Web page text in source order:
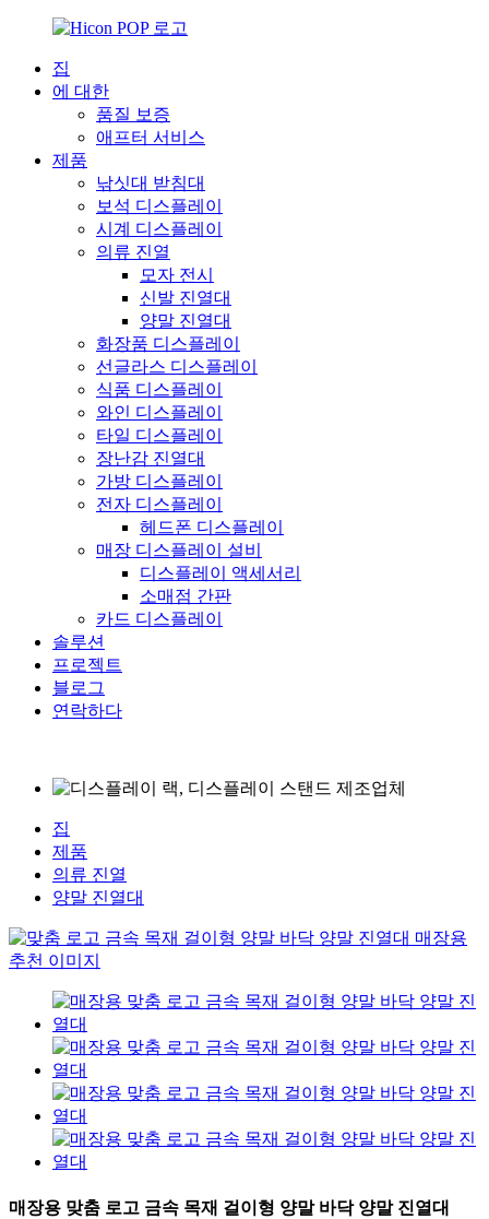
집
에 대한
품질 보증
애프터 서비스
제품
낚싯대 받침대
보석 디스플레이
시계 디스플레이
의류 진열
모자 전시
신발 진열대
양말 진열대
화장품 디스플레이
선글라스 디스플레이
식품 디스플레이
와인 디스플레이
타일 ​​디스플레이
장난감 진열대
가방 디스플레이
전자 디스플레이
헤드폰 디스플레이
매장 디스플레이 설비
디스플레이 액세서리
소매점 간판
카드 디스플레이
솔루션
프로젝트
블로그
연락하다
집
제품
의류 진열
양말 진열대
매장용 맞춤 로고 금속 목재 걸이형 양말 바닥 양말 진열대